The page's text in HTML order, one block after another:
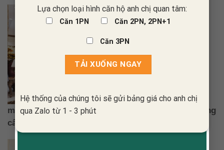
Lựa chọn loại hình căn hộ anh chị quan tâm:
Căn 1PN Căn 2PN, 2PN+1
Căn 3PN
Hệ thống của chúng tôi sẽ gửi bảng giá cho anh chị
qua Zalo từ 1 - 3 phút
mẫu thiết kế nội thất biệt thự Pháp sang trọng, đẳng
cấp